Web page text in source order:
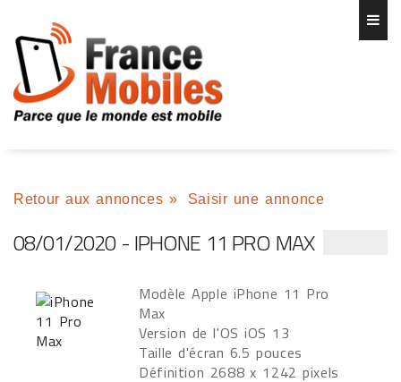
Retour aux annonces » Saisir une annonce
08/01/2020 - IPHONE 11 PRO MAX
Modèle Apple iPhone 11 Pro
Max
Version de l'OS iOS 13
Taille d'écran 6.5 pouces
Définition 2688 x 1242 pixels